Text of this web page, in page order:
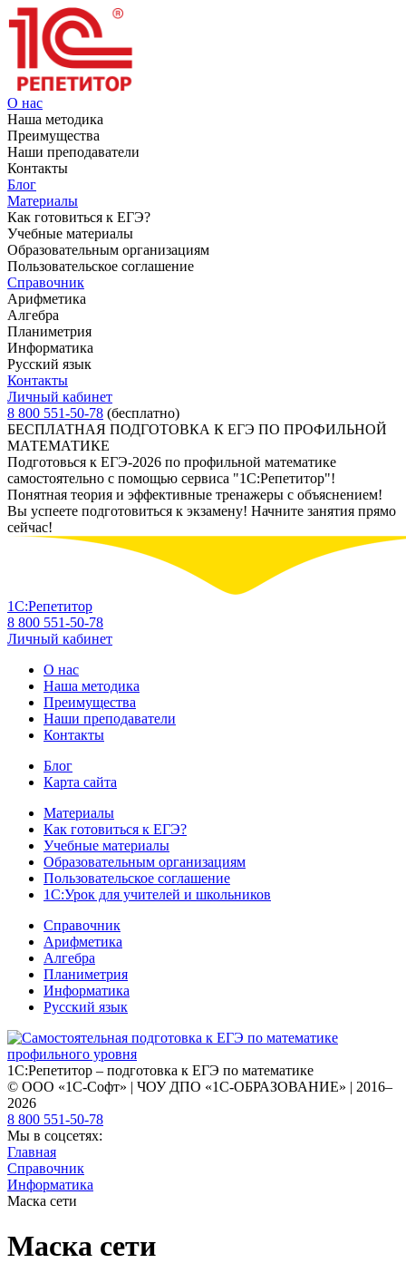
О нас
Наша методика
Преимущества
Наши преподаватели
Контакты
Блог
Материалы
Как готовиться к ЕГЭ?
Учебные материалы
Образовательным организациям
Пользовательское соглашение
Справочник
Арифметика
Алгебра
Планиметрия
Информатика
Русский язык
Контакты
Личный кабинет
8 800 551-50-78 (бесплатно)
БЕСПЛАТНАЯ ПОДГОТОВКА К ЕГЭ ПО ПРОФИЛЬНОЙ
МАТЕМАТИКЕ
Подготовься к ЕГЭ-2026 по профильной математике
самостоятельно с помощью сервиса "1С:Репетитор"!
Понятная теория и эффективные тренажеры с объяснением!
Вы успеете подготовиться к экзамену! Начните занятия прямо
сейчас!
1С:Репетитор
8 800 551-50-78
Личный кабинет
О нас
Наша методика
Преимущества
Наши преподаватели
Контакты
Блог
Карта сайта
Материалы
Как готовиться к ЕГЭ?
Учебные материалы
Образовательным организациям
Пользовательское соглашение
1С:Урок для учителей и школьников
Справочник
Арифметика
Алгебра
Планиметрия
Информатика
Русский язык
1С:Репетитор – подготовка к ЕГЭ по математике
© ООО «1С-Софт» | ЧОУ ДПО «1С-ОБРАЗОВАНИЕ» | 2016–
2026
8 800 551-50-78
Мы в соцсетях:
Главная
Справочник
Информатика
Маска сети
Маска сети